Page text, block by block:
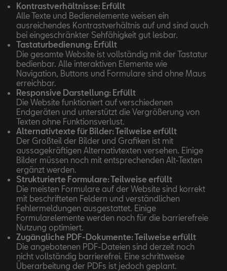
Kontrastverhältnisse: Erfüllt
Alle Texte und Bedienelemente weisen ein
ausreichendes Kontrastverhältnis auf und sind auch
bei eingeschränkter Sehfähigkeit gut lesbar.
Tastaturbedienung: Erfüllt
Die gesamte Website ist vollständig mit der Tastatur
bedienbar. Alle interaktiven Elemente wie
Navigation, Buttons und Formulare sind ohne Maus
erreichbar.
Responsive Darstellung: Erfüllt
Die Website funktioniert auf verschiedenen
Endgeräten und unterstützt die Vergrößerung von
Texten ohne Funktionsverlust.
Alternativtexte für Bilder: Teilweise erfüllt
Der Großteil der Bilder und Grafiken ist mit
aussagekräftigen Alternativtexten versehen. Einige
Bilder müssen noch mit entsprechenden Alt-Texten
ergänzt werden.
Strukturierte Formulare: Teilweise erfüllt
Die meisten Formulare auf der Website sind korrekt
mit beschrifteten Feldern und verständlichen
Fehlermeldungen ausgestattet. Einige
Formularelemente werden noch für die barrierefreie
Nutzung optimiert.
Zugängliche PDF-Dokumente: Teilweise erfüllt
Die angebotenen PDF-Dateien sind derzeit noch
nicht vollständig barrierefrei. Eine schrittweise
Überarbeitung der PDFs ist jedoch geplant.